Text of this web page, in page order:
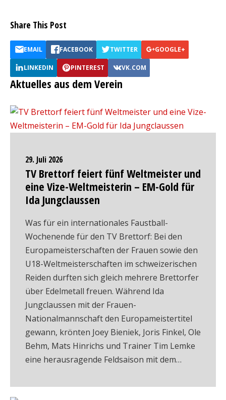
Share This Post
EMAIL FACEBOOK TWITTER GOOGLE+
LINKEDIN PINTEREST VK.COM
Aktuelles aus dem Verein
29. Juli 2026
TV Brettorf feiert fünf Weltmeister und
eine Vize-Weltmeisterin – EM-Gold für
Ida Jungclaussen
Was für ein internationales Faustball-
Wochenende für den TV Brettorf: Bei den
Europameisterschaften der Frauen sowie den
U18-Weltmeisterschaften im schweizerischen
Reiden durften sich gleich mehrere Brettorfer
über Edelmetall freuen. Während Ida
Jungclaussen mit der Frauen-
Nationalmannschaft den Europameistertitel
gewann, krönten Joey Bieniek, Joris Finkel, Ole
Behm, Mats Hinrichs und Trainer Tim Lemke
eine herausragende Feldsaison mit dem…